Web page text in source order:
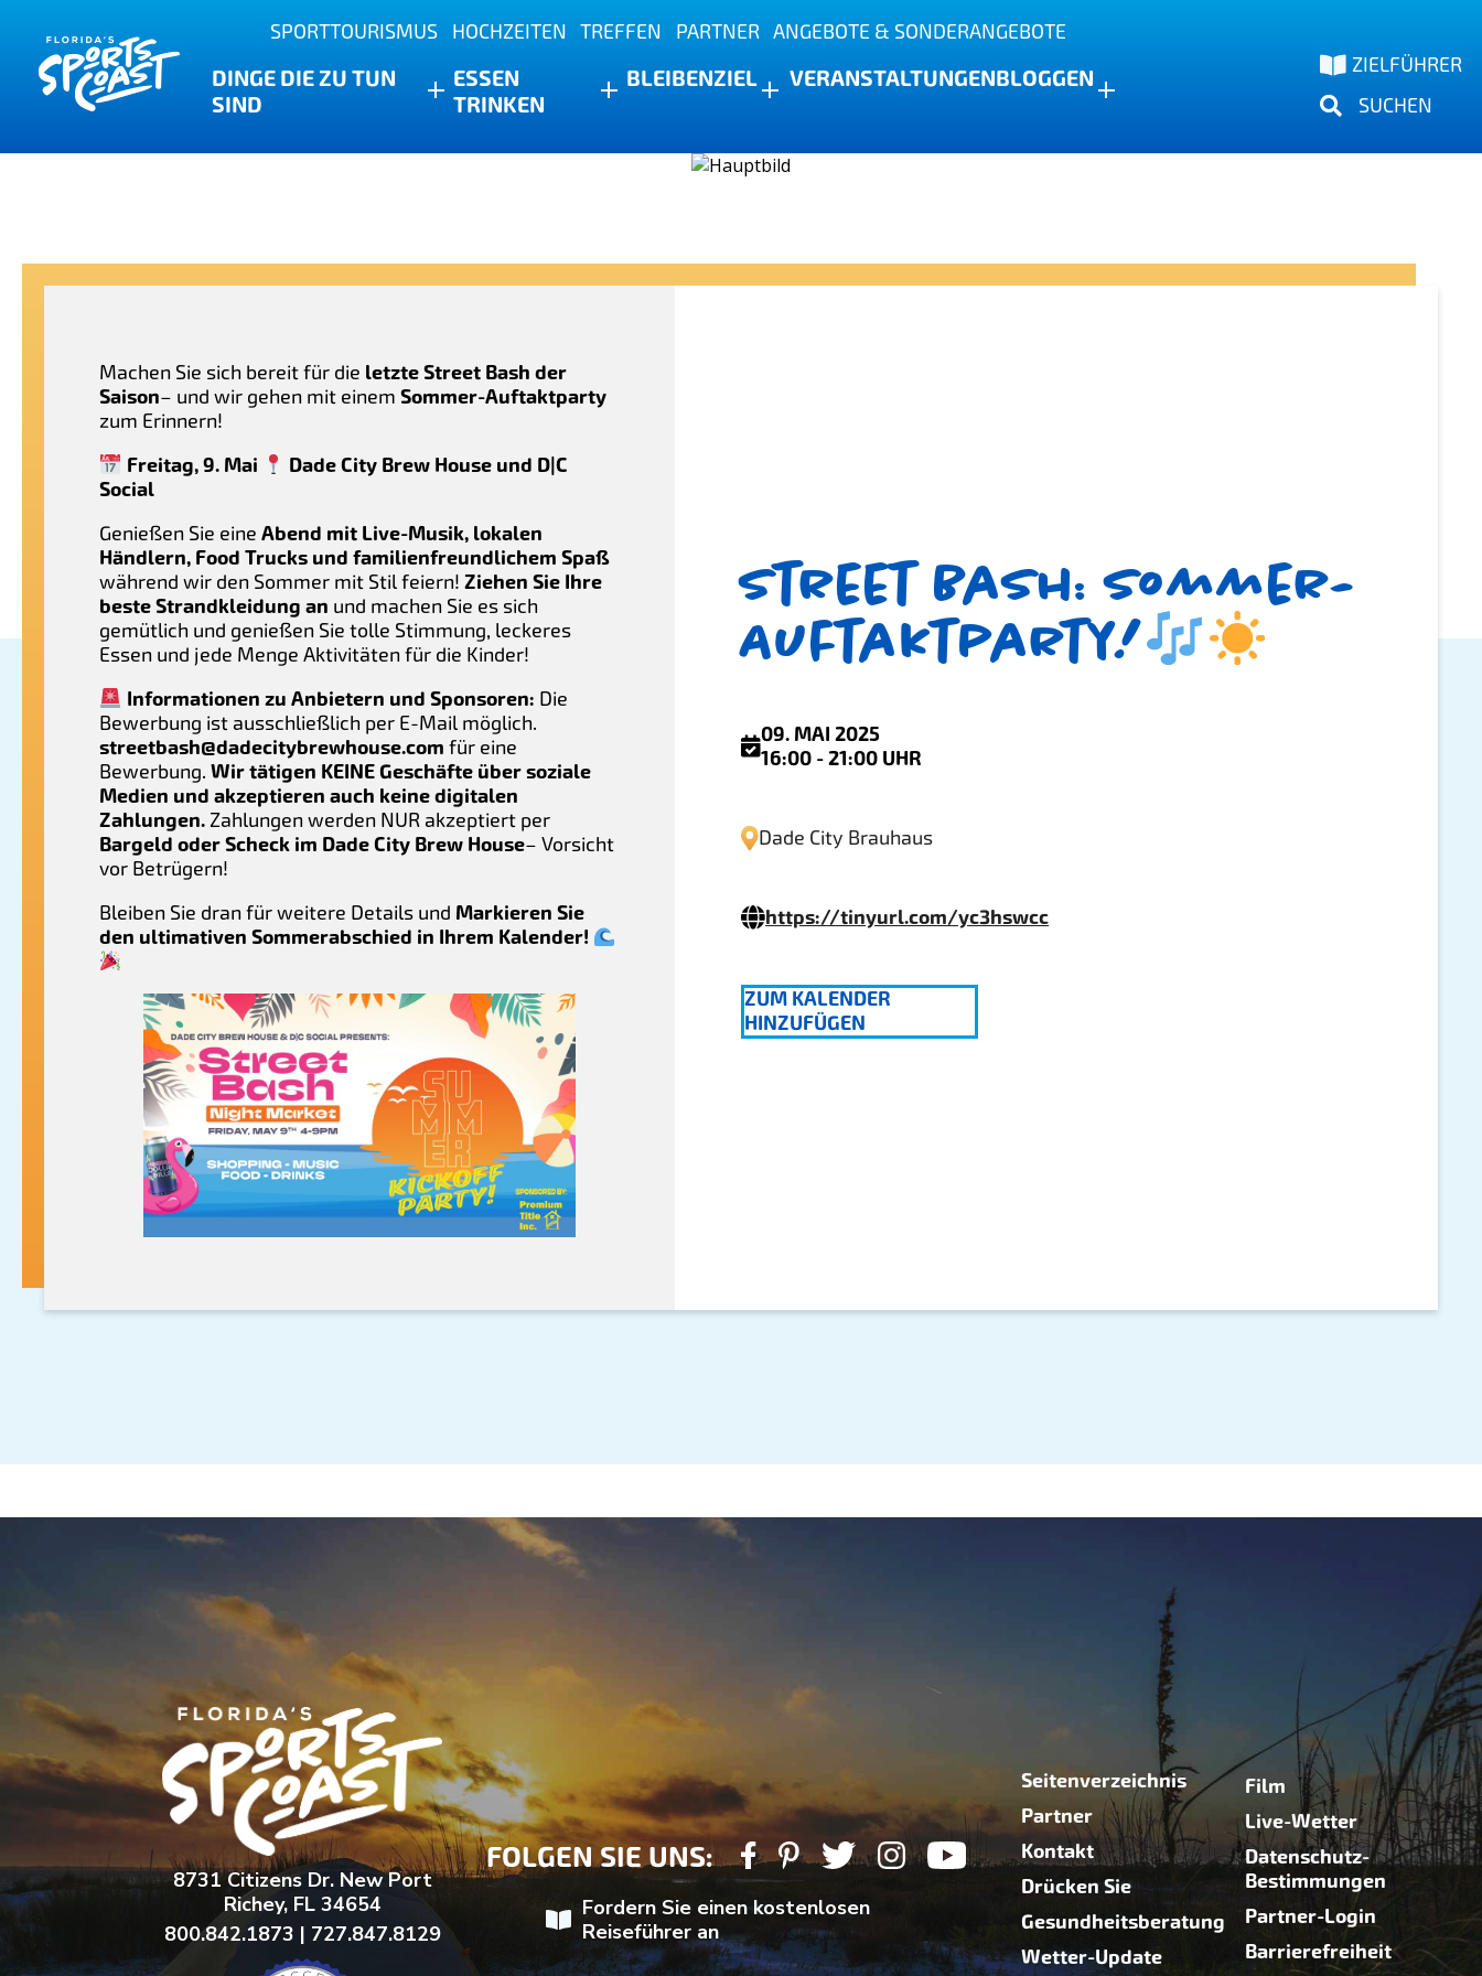
SPORTTOURISMUS HOCHZEITEN TREFFEN PARTNER ANGEBOTE & SONDERANGEBOTE
DINGE DIE ZU TUN
SIND
Überbacken
Familienfreundlich
Angeln & Charter
Golfplätze & Resorts
ESSEN
TRINKEN
Riegel
Brauereien
Restaurants
BLEIBENZIEL
Anclote Key State Park
Neu Port Richey
VERANSTALTUNGENBLOGGEN
Finde die Belohnung des Wassers
ZIELFÜHRER
SUCHEN
Machen Sie sich bereit für die letzte Street Bash der
Saison– und wir gehen mit einem Sommer-Auftaktparty
zum Erinnern!
Freitag, 9. Mai
Dade City Brew House und D|C
Social
Genießen Sie eine Abend mit Live-Musik, lokalen
Händlern, Food Trucks und familienfreundlichem Spaß
während wir den Sommer mit Stil feiern! Ziehen Sie Ihre
beste Strandkleidung an und machen Sie es sich
gemütlich und genießen Sie tolle Stimmung, leckeres
Essen und jede Menge Aktivitäten für die Kinder!
Informationen zu Anbietern und Sponsoren: Die
Bewerbung ist ausschließlich per E-Mail möglich.
streetbash@dadecitybrewhouse.com für eine
Bewerbung. Wir tätigen KEINE Geschäfte über soziale
Medien und akzeptieren auch keine digitalen
Zahlungen. Zahlungen werden NUR akzeptiert per
Bargeld oder Scheck im Dade City Brew House– Vorsicht
vor Betrügern!
Bleiben Sie dran für weitere Details und Markieren Sie
den ultimativen Sommerabschied in Ihrem Kalender!
Street Bash: Sommer-
Auftaktparty!
09. MAI 2025
16:00 - 21:00 UHR
Dade City Brauhaus
https://tinyurl.com/yc3hswcc
ZUM KALENDER
HINZUFÜGEN
8731 Citizens Dr. New Port
Richey, FL 34654
800.842.1873 | 727.847.8129
FOLGEN SIE UNS:
Fordern Sie einen kostenlosen
Reiseführer an
Seitenverzeichnis
Partner
Kontakt
Drücken Sie
Gesundheitsberatung
Wetter-Update
Film
Live-Wetter
Datenschutz-
Bestimmungen
Partner-Login
Barrierefreiheit